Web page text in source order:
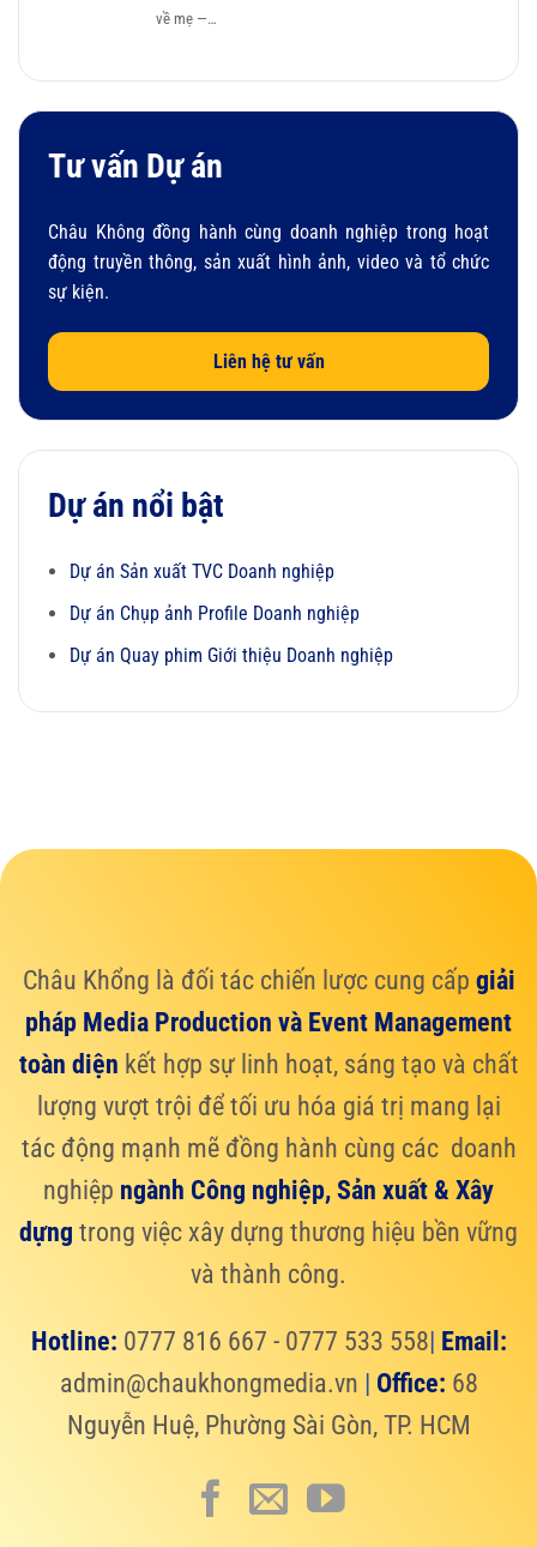
về mẹ —…
Tư vấn Dự án
Châu Không đồng hành cùng doanh nghiệp trong hoạt
động truyền thông, sản xuất hình ảnh, video và tổ chức
sự kiện.
Liên hệ tư vấn
Dự án nổi bật
Dự án Sản xuất TVC Doanh nghiệp
Dự án Chụp ảnh Profile Doanh nghiệp
Dự án Quay phim Giới thiệu Doanh nghiệp
Châu Khổng là đối tác chiến lược cung cấp giải
pháp Media Production và Event Management
toàn diện kết hợp sự linh hoạt, sáng tạo và chất
lượng vượt trội để tối ưu hóa giá trị mang lại
tác động mạnh mẽ đồng hành cùng các doanh
nghiệp ngành Công nghiệp, Sản xuất & Xây
dựng trong việc xây dựng thương hiệu bền vững
và thành công.
Hotline: 0777 816 667 - 0777 533 558| Email:
admin@chaukhongmedia.vn | Office: 68
Nguyễn Huệ, Phường Sài Gòn, TP. HCM